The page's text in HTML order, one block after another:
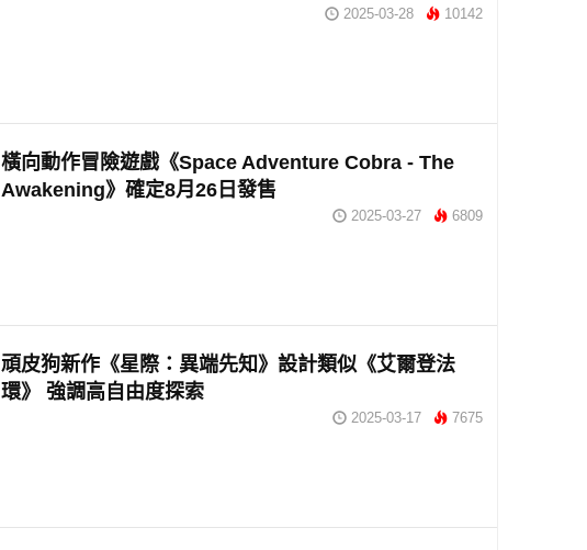
2025-03-28 10142
橫向動作冒險遊戲《Space Adventure Cobra - The
Awakening》確定8月26日發售
2025-03-27 6809
頑皮狗新作《星際：異端先知》設計類似《艾爾登法
環》 強調高自由度探索
2025-03-17 7675